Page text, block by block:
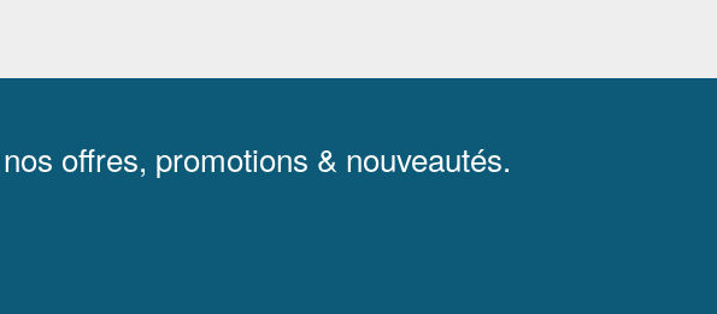
offres, promotions & nouveautés.